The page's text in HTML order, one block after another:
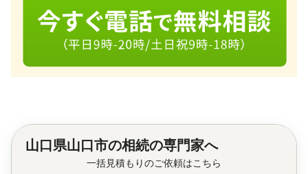
山口県山口市の相続の専門家へ
一括見積もりのご依頼はこちら